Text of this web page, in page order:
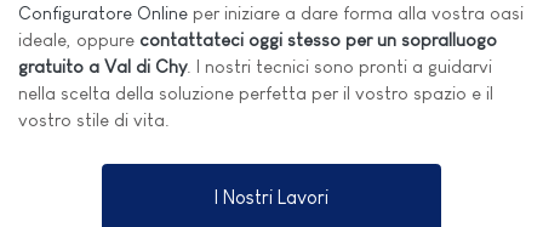
Configuratore Online per iniziare a dare forma alla vostra oasi
ideale, oppure contattateci oggi stesso per un sopralluogo
gratuito a Val di Chy. I nostri tecnici sono pronti a guidarvi
nella scelta della soluzione perfetta per il vostro spazio e il
vostro stile di vita.
I Nostri Lavori